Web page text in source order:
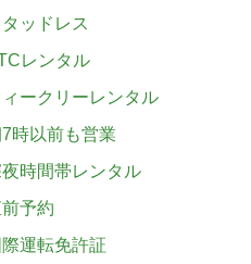
ッドレス
レンタル
ークリーレンタル
時以前も営業
時間帯レンタル
予約
運転免許証